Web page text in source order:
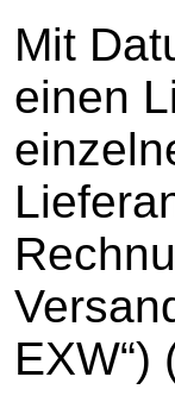
Mit
einen
EXW“)